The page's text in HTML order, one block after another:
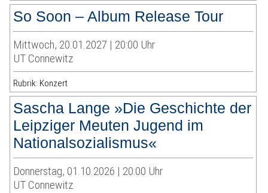
So Soon – Album Release Tour
Mittwoch, 20.01.2027 | 20:00 Uhr
UT Connewitz
Rubrik: Konzert
Sascha Lange »Die Geschichte der
Leipziger Meuten Jugend im
Nationalsozialismus«
Donnerstag, 01.10.2026 | 20:00 Uhr
UT Connewitz